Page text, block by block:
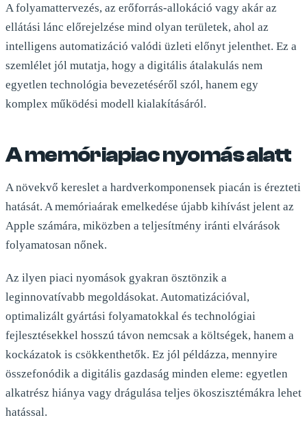
A folyamattervezés, az erőforrás-allokáció vagy akár az
ellátási lánc előrejelzése mind olyan területek, ahol az
intelligens automatizáció valódi üzleti előnyt jelenthet. Ez a
szemlélet jól mutatja, hogy a digitális átalakulás nem
egyetlen technológia bevezetéséről szól, hanem egy
komplex működési modell kialakításáról.
A memóriapiac nyomás alatt
A növekvő kereslet a hardverkomponensek piacán is érezteti
hatását. A memóriaárak emelkedése újabb kihívást jelent az
Apple számára, miközben a teljesítmény iránti elvárások
folyamatosan nőnek.
Az ilyen piaci nyomások gyakran ösztönzik a
leginnovatívabb megoldásokat. Automatizációval,
optimalizált gyártási folyamatokkal és technológiai
fejlesztésekkel hosszú távon nemcsak a költségek, hanem a
kockázatok is csökkenthetők. Ez jól példázza, mennyire
összefonódik a digitális gazdaság minden eleme: egyetlen
alkatrész hiánya vagy drágulása teljes ökoszisztémákra lehet
hatással.